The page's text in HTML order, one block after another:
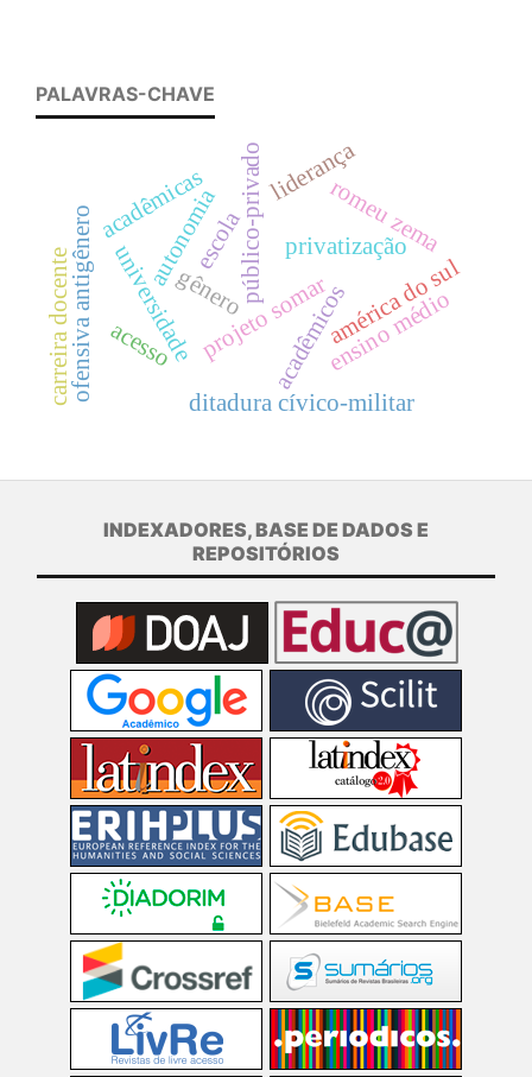
PALAVRAS-CHAVE
privatização
projeto somar
público-privado romeu zema
acadêmicos
acadêmicas
universidade
ofensiva antigênero gênero
acesso américa do sul
ditadura cívico-militar
escola
autonomia
carreira docente ensino médio
liderança
INDEXADORES, BASE DE DADOS E
REPOSITÓRIOS